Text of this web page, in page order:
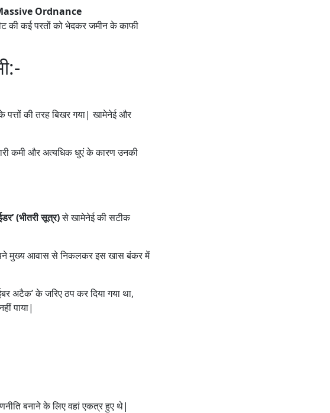
Ordnance
की कई परतों को भेदकर जमीन के काफी
पत्तों की तरह बिखर गया| खामेनेई और
कमी और अत्यधिक धुएं के कारण उनकी
(भीतरी सूत्र)से खामेनेई की सटीक
मुख्य आवास से निकलकर इस खास बंकर में
अटैक’ के जरिए ठप कर दिया गया था,
पाया|
बनाने के लिए वहां एकत्र हुए थे|